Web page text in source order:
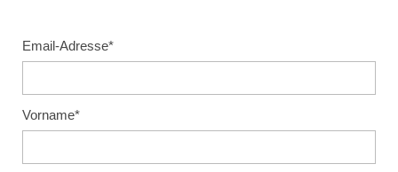
Email-Adresse*
Vorname*